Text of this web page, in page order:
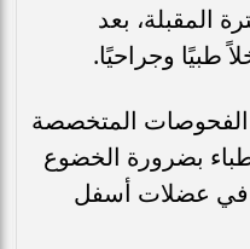
المقبلة، بعد
طبيًا وجراحيًا.
المتخصصة
بضرورة الخضوع
في عضلات أسفل